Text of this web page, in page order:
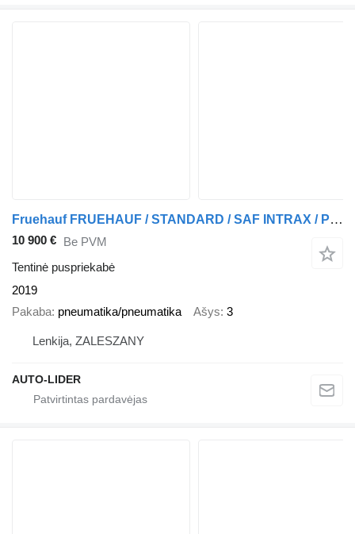
Fruehauf FRUEHAUF / STANDARD / SAF INTRAX / PODNOSZONA OŚ / Z FRANCJI / S
10 900 € Be PVM
Tentinė puspriekabė
2019
Pakaba pneumatika/pneumatika Ašys 3
Lenkija, ZALESZANY
AUTO-LIDER